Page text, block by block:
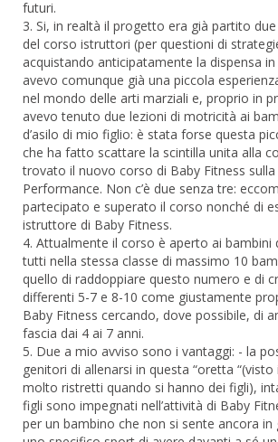
futuri.
3. Si, in realtà il progetto era già partito
del corso istruttori (per questioni di
acquistando anticipatamente la dispensa
avevo comunque già una piccola
nel mondo delle arti marziali e, proprio in
avevo tenuto due lezioni di motricità ai
d’asilo di mio figlio: è stata forse questa
che ha fatto scattare la scintilla unita alla
trovato il nuovo corso di Baby Fitness sulla
Performance. Non c’è due senza tre:
partecipato e superato il corso nonché di
istruttore di Baby Fitness.
4. Attualmente il corso è aperto ai bambini
tutti nella stessa classe di massimo 10
quello di raddoppiare questo numero e di
differenti 5-7 e 8-10 come giustamente
Baby Fitness cercando, dove possibile, di
fascia dai 4 ai 7 anni.
5. Due a mio avviso sono i vantaggi: - la
genitori di allenarsi in questa “oretta
molto ristretti quando si hanno dei figli),
figli sono impegnati nell’attività di Baby
per un bambino che non si sente ancora in